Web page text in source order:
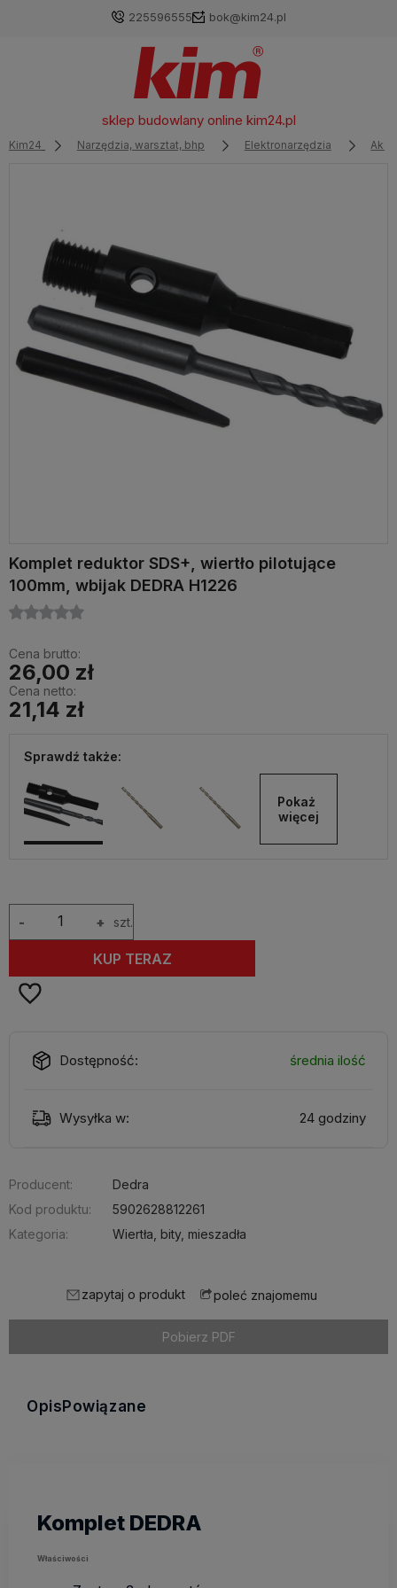
225596555 bok@kim24.pl
sklep budowlany online kim24.pl
Kim24 Narzędzia, warsztat, bhp Elektronarzędzia
Komplet reduktor SDS+, wiertło pilotujące
100mm, wbijak DEDRA H1226
Cena brutto:
26,00 zł
Cena netto:
21,14 zł
Sprawdź także:
Pokaż
więcej
+
- szt.
KUP TERAZ
Dostępność: średnia ilość
Wysyłka w: 24 godziny
Producent:
Dedra
Kod produktu:
5902628812261
Kategoria:
Wiertła, bity, mieszadła
zapytaj o produkt poleć znajomemu
Pobierz PDF
Opis Powiązane
Komplet DEDRA
Właściwości